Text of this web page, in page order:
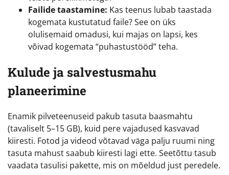
Failide taastamine: Kas teenus lubab taastada
kogemata kustutatud faile? See on üks
olulisemaid omadusi, kui majas on lapsi, kes
võivad kogemata “puhastustööd” teha.
Kulude ja salvestusmahu
planeerimine
Enamik pilveteenuseid pakub tasuta baasmahtu
(tavaliselt 5–15 GB), kuid pere vajadused kasvavad
kiiresti. Fotod ja videod võtavad väga palju ruumi ning
tasuta mahust saabub kiiresti lagi ette. Seetõttu tasub
vaadata tasulisi pakette, mis on mõeldud just peredele.